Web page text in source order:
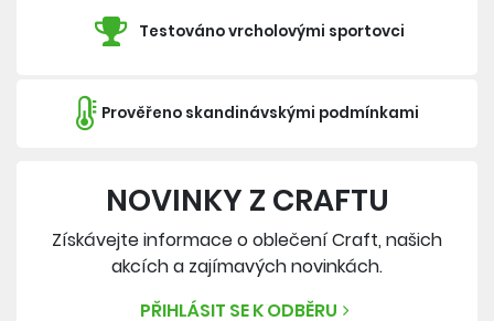
Testováno vrcholovými sportovci
Prověřeno skandinávskými podmínkami
NOVINKY Z CRAFTU
Získávejte informace o oblečení Craft, našich
akcích a zajímavých novinkách.
PŘIHLÁSIT SE K ODBĚRU